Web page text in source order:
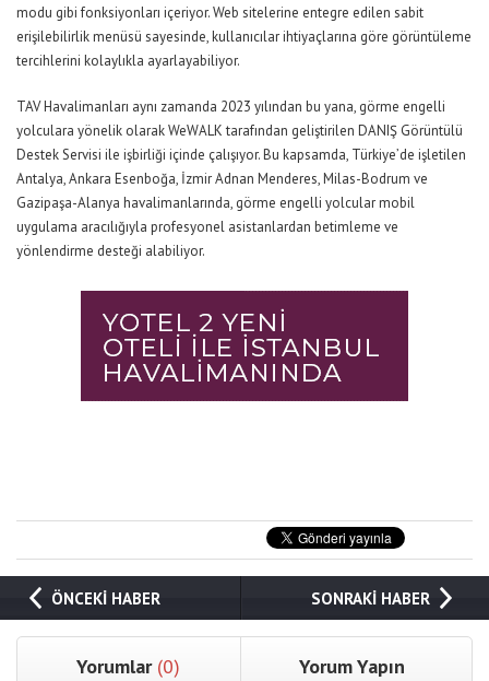
modu gibi fonksiyonları içeriyor. Web sitelerine entegre edilen sabit
erişilebilirlik menüsü sayesinde, kullanıcılar ihtiyaçlarına göre görüntüleme
tercihlerini kolaylıkla ayarlayabiliyor.
TAV Havalimanları aynı zamanda 2023 yılından bu yana, görme engelli
yolculara yönelik olarak WeWALK tarafından geliştirilen DANIŞ Görüntülü
Destek Servisi ile işbirliği içinde çalışıyor. Bu kapsamda, Türkiye’de işletilen
Antalya, Ankara Esenboğa, İzmir Adnan Menderes, Milas-Bodrum ve
Gazipaşa-Alanya havalimanlarında, görme engelli yolcular mobil
uygulama aracılığıyla profesyonel asistanlardan betimleme ve
yönlendirme desteği alabiliyor.
ÖNCEKİ HABER SONRAKİ HABER
Yorumlar (0) Yorum Yapın